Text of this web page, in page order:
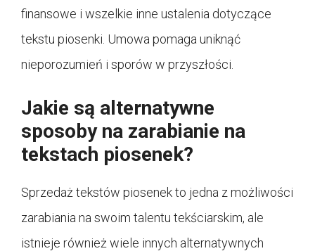
finansowe i wszelkie inne ustalenia dotyczące
tekstu piosenki. Umowa pomaga uniknąć
nieporozumień i sporów w przyszłości.
Jakie są alternatywne
sposoby na zarabianie na
tekstach piosenek?
Sprzedaż tekstów piosenek to jedna z możliwości
zarabiania na swoim talentu tekściarskim, ale
istnieje również wiele innych alternatywnych